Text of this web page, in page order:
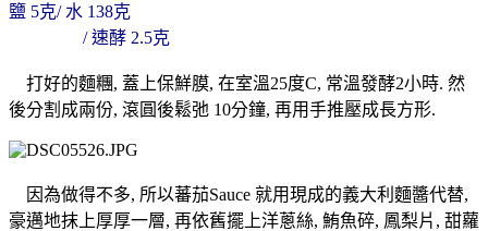
鹽 5克/ 水 138克
/ 速酵 2.5克
打好的麵糰, 蓋上保鮮膜, 在室溫25度C, 常溫發酵2小時. 然
後分割成兩份, 滾圓後鬆弛 10分鐘, 再用手推壓成長方形.
因為做得不多, 所以蕃茄Sauce 就用現成的義大利麵醬代替,
豪邁地抹上厚厚一層, 再依舊擺上洋蔥絲, 鮪魚碎, 鳳梨片, 甜蘿